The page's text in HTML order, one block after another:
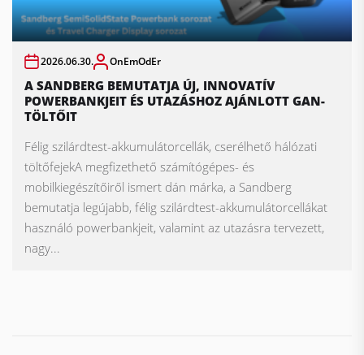
2026.06.30. OnEmOdEr
A SANDBERG BEMUTATJA ÚJ, INNOVATÍV
POWERBANKJEIT ÉS UTAZÁSHOZ AJÁNLOTT GAN-
TÖLTŐIT
Félig szilárdtest-akkumulátorcellák, cserélhető hálózati
töltőfejekA megfizethető számítógépes- és
mobilkiegészítőiről ismert dán márka, a Sandberg
bemutatja legújabb, félig szilárdtest-akkumulátorcellákat
használó powerbankjeit, valamint az utazásra tervezett,
nagy...